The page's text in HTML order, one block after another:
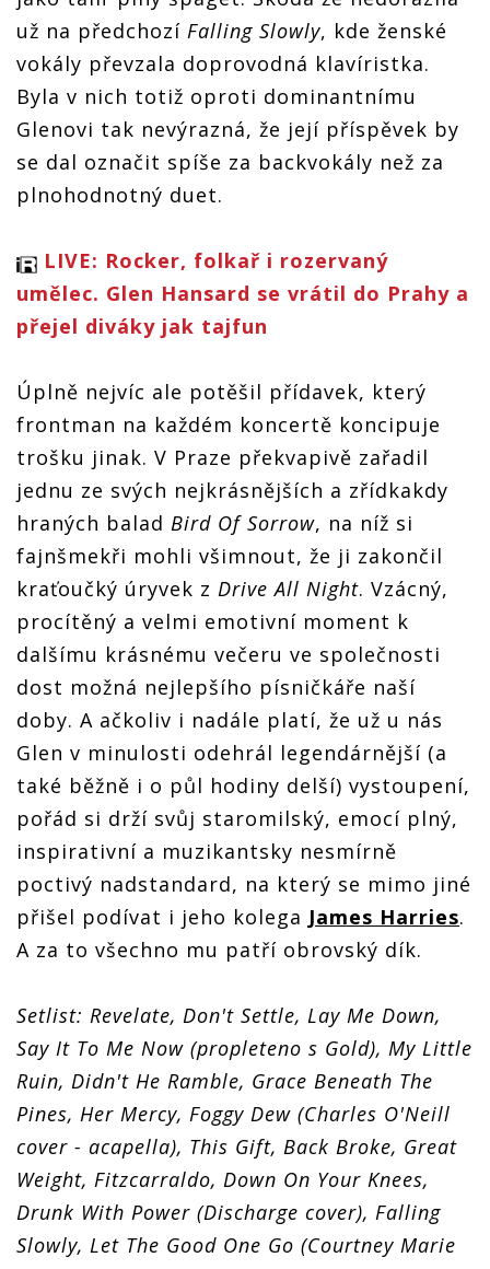
už na předchozí Falling Slowly, kde ženské
vokály převzala doprovodná klavíristka.
Byla v nich totiž oproti dominantnímu
Glenovi tak nevýrazná, že její příspěvek by
se dal označit spíše za backvokály než za
plnohodnotný duet.
LIVE: Rocker, folkař i rozervaný
umělec. Glen Hansard se vrátil do Prahy a
přejel diváky jak tajfun
Úplně nejvíc ale potěšil přídavek, který
frontman na každém koncertě koncipuje
trošku jinak. V Praze překvapivě zařadil
jednu ze svých nejkrásnějších a zřídkakdy
hraných balad Bird Of Sorrow, na níž si
fajnšmekři mohli všimnout, že ji zakončil
kraťoučký úryvek z Drive All Night. Vzácný,
procítěný a velmi emotivní moment k
dalšímu krásnému večeru ve společnosti
dost možná nejlepšího písničkáře naší
doby. A ačkoliv i nadále platí, že už u nás
Glen v minulosti odehrál legendárnější (a
také běžně i o půl hodiny delší) vystoupení,
pořád si drží svůj staromilský, emocí plný,
inspirativní a muzikantsky nesmírně
poctivý nadstandard, na který se mimo jiné
přišel podívat i jeho kolega James Harries.
A za to všechno mu patří obrovský dík.
Setlist: Revelate, Don't Settle, Lay Me Down,
Say It To Me Now (propleteno s Gold), My Little
Ruin, Didn't He Ramble, Grace Beneath The
Pines, Her Mercy, Foggy Dew (Charles O'Neill
cover - acapella), This Gift, Back Broke, Great
Weight, Fitzcarraldo, Down On Your Knees,
Drunk With Power (Discharge cover), Falling
Slowly, Let The Good One Go (Courtney Marie